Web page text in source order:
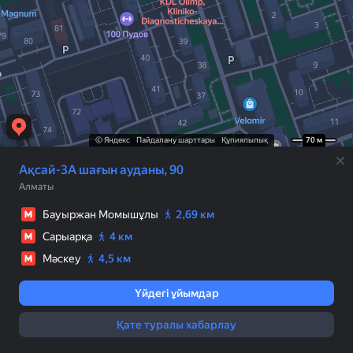
© Яндекс Пайдалану шарттары Құпиялылық 70 м
Ақсай-3А шағын ауданы, 90
Алматы
Бауыржан Момышұлы
2,69 км
Сарыарқа
4 км
Мәскеу
4,5 км
Үйдегі ұйымдар
Қате туралы хабарлау